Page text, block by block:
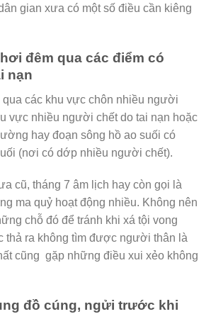
gian xưa có một số điều cần kiêng
đêm qua các điểm có
nạn
các khu vực chôn nhiều người
vực nhiều người chết do tai nạn hoặc
hay đoạn sông hồ ao suối có
(nơi có dớp nhiều người chết).
cũ, tháng 7 âm lịch hay còn gọi là
ma quỷ hoạt động nhiều. Không nên
chỗ đó để tránh khi xá tội vong
thả ra không tìm được người thân là
cũng gặp những điều xui xẻo không
đồ cúng, ngửi trước khi